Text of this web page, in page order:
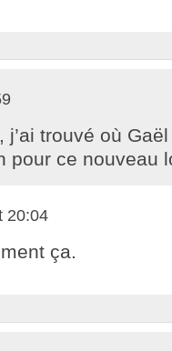
j’ai trouvé où
pour ce nouveau
20:04
ça.